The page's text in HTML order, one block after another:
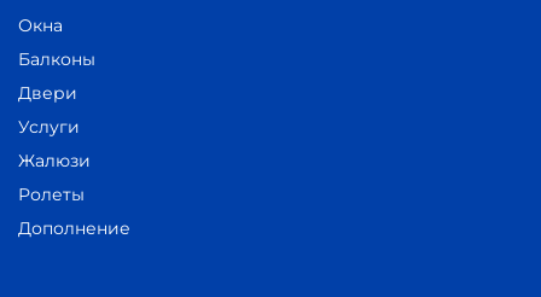
Окна
Балконы
Двери
Услуги
Жалюзи
Ролеты
Дополнение